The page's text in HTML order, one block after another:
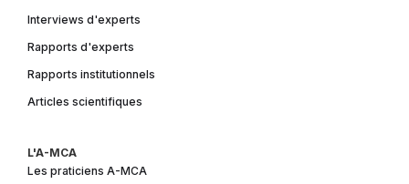
Interviews d'experts
Rapports d'experts
Rapports institutionnels
Articles scientifiques
L'A-MCA
Les praticiens A-MCA